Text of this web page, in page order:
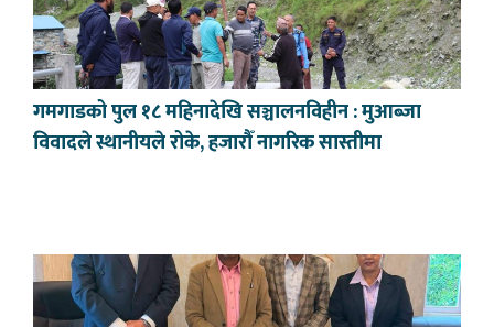
गमगाडको पुल १८ महिनादेखि सञ्चालनविहीन : मुआब्जा
विवादले स्थानीयले रोके, हजारौँ नागरिक सास्तीमा